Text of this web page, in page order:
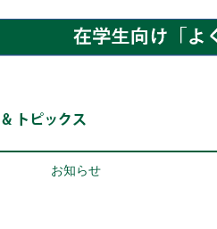
お知らせ